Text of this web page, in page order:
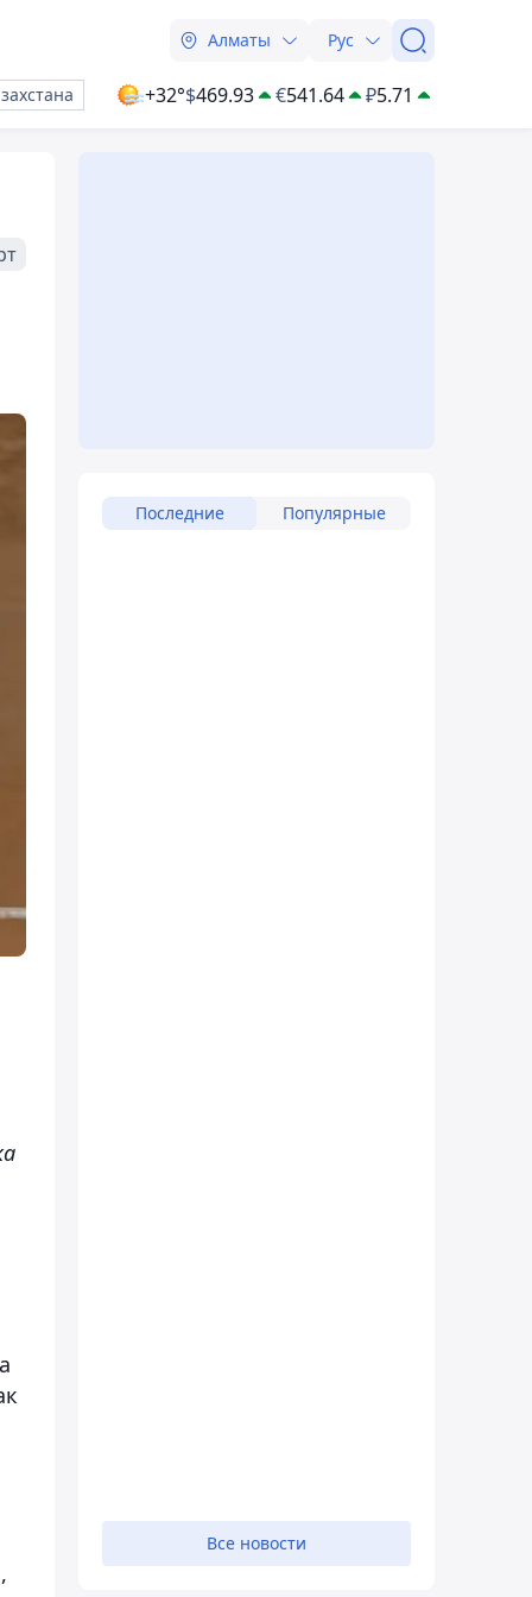
Алматы Рус
+32°$469.93 €541.64 ₽5.71
Последние Популярные
Все новости